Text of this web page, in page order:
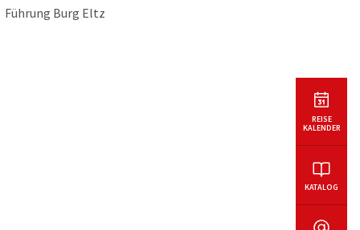
Führung Burg Eltz
REISE
KALENDER
KATALOG